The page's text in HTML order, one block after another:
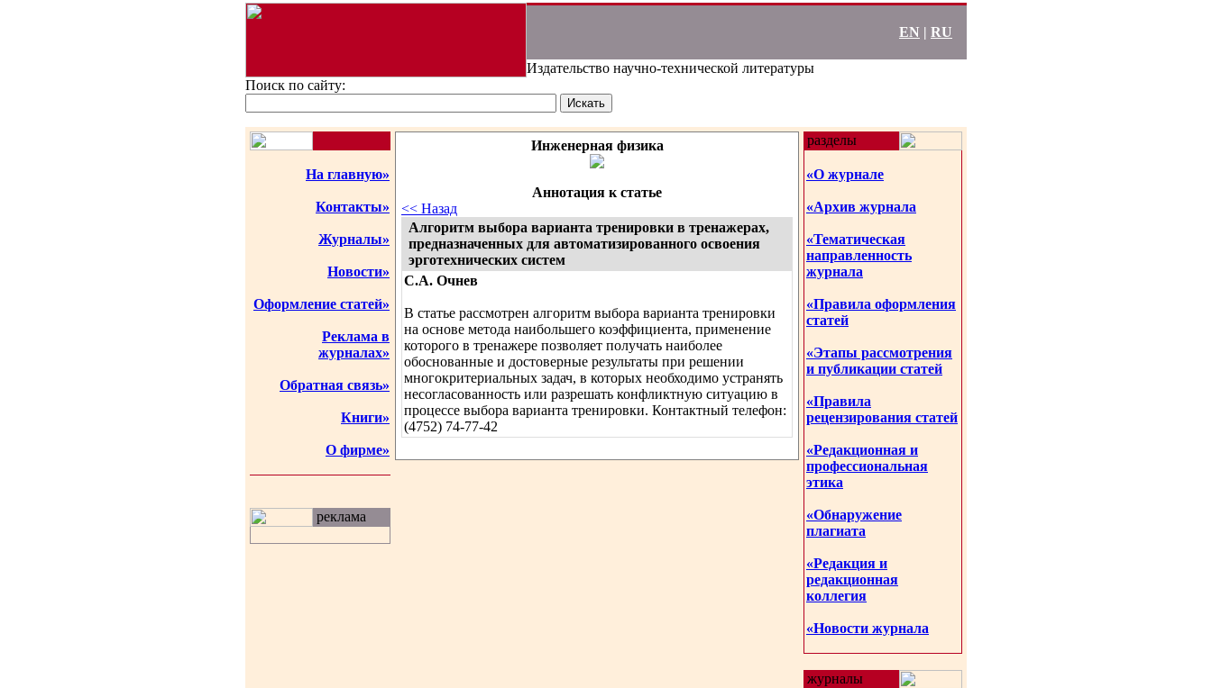
EN | RU
Издательство научно-технической литературы
Поиск по сайту:
На главную»
Контакты»
Журналы»
Новости»
Оформление статей»
Реклама в
журналах»
Обратная связь»
Книги»
О фирме»
реклама
Инженерная физика
Аннотация к статье
<< Назад
Алгоритм выбора варианта тренировки в тренажерах,
предназначенных для автоматизированного освоения
эрготехнических систем
С.А. Очнев
В статье рассмотрен алгоритм выбора варианта тренировки
на основе метода наибольшего коэффициента, применение
которого в тренажере позволяет получать наиболее
обоснованные и достоверные результаты при решении
многокритериальных задач, в которых необходимо устранять
несогласованность или разрешать конфликтную ситуацию в
процессе выбора варианта тренировки. Контактный телефон:
(4752) 74-77-42
разделы
«О журнале
«Архив журнала
«Тематическая
направленность
журнала
«Правила оформления
статей
«Этапы рассмотрения
и публикации статей
«Правила
рецензирования статей
«Редакционная и
профессиональная
этика
«Обнаружение
плагиата
«Редакция и
редакционная
коллегия
«Новости журнала
журналы